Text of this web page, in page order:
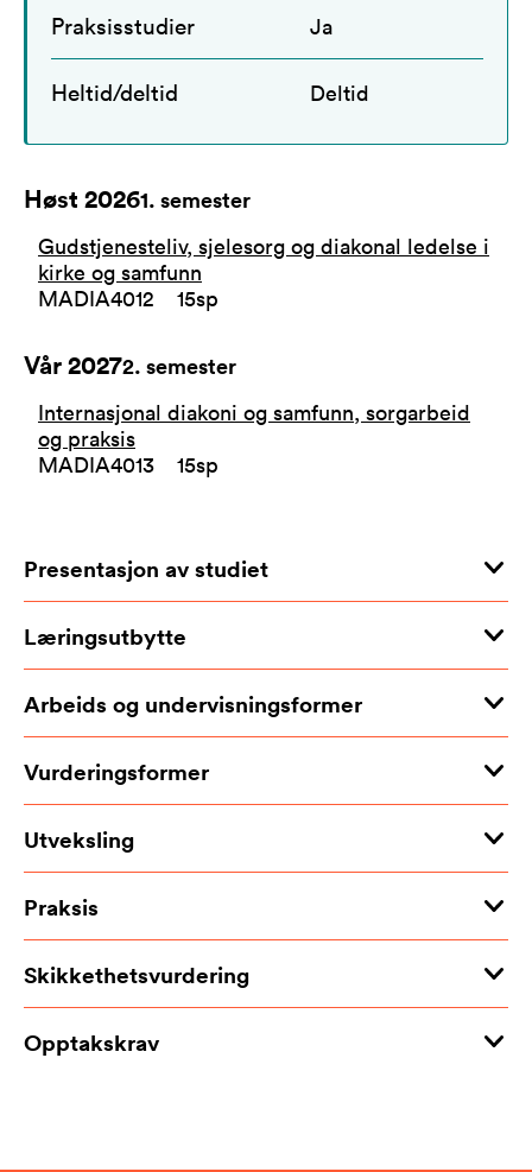
Praksisstudier Ja
Heltid/deltid Deltid
Høst 20261. semester
Gudstjenesteliv, sjelesorg og diakonal ledelse i
kirke og samfunn
MADIA4012
15sp
Vår 20272. semester
Internasjonal diakoni og samfunn, sorgarbeid
og praksis
MADIA4013
15sp
Presentasjon av studiet
Læringsutbytte
Arbeids og undervisningsformer
Vurderingsformer
Utveksling
Praksis
Skikkethetsvurdering
Opptakskrav